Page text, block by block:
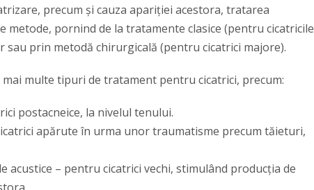
precum și cauza apariției acestora, tratarea
metode, pornind de la tratamente clasice (pentru cicatricile
prin metodă chirurgicală (pentru cicatrici majore).
multe tipuri de tratament pentru cicatrici, precum:
postacneice, la nivelul tenului.
apărute în urma unor traumatisme precum tăieturi,
acustice – pentru cicatrici vechi, stimulând producția de